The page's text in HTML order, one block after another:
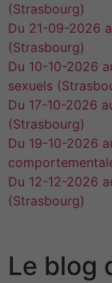
(Strasbourg)
Du 21-09-2026
(Strasbourg)
Du 10-10-2026
sexuels
Du 17-10-2026
(Strasbourg)
Du 19-10-2026
Du 12-12-2026
(Strasbourg)
Le blog